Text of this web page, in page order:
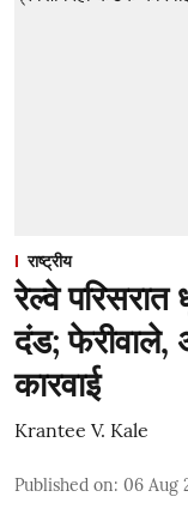
राष्ट्रीय
रेल्वे
दंड;
कारवाई
Krantee V. Kale
Published on: 06 Aug